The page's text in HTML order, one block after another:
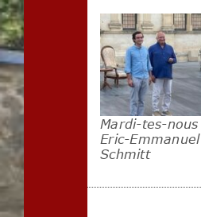
Mardi-tes-nous
Eric-Emmanuel
Schmitt